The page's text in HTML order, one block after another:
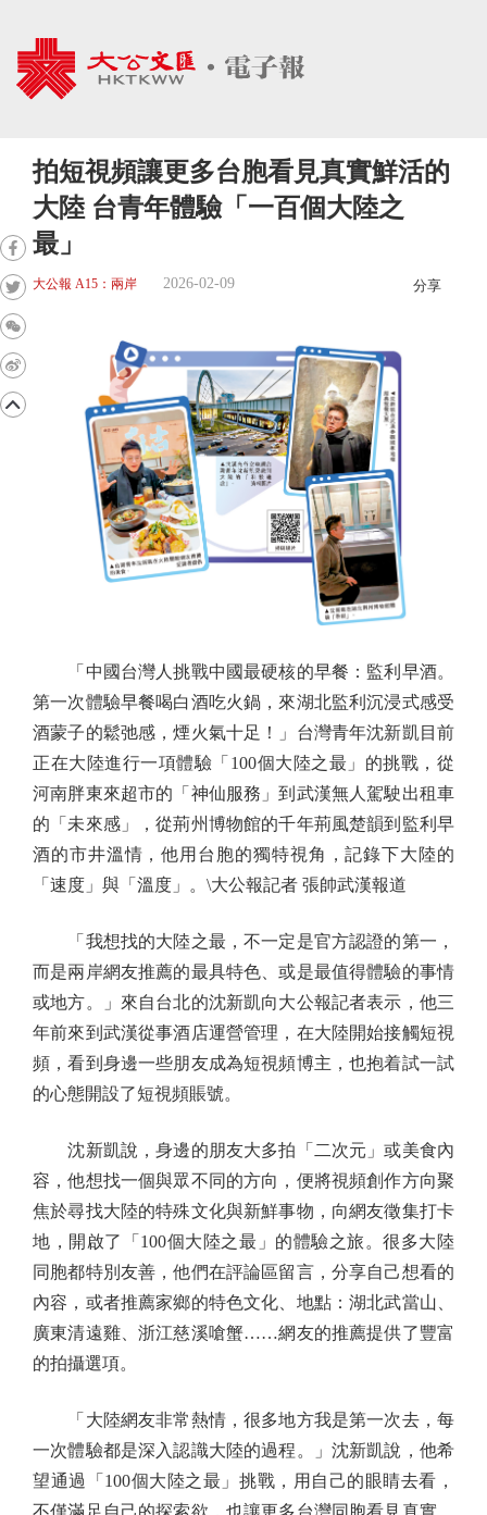
拍短視頻讓更多台胞看見真實鮮活的
大陸 台青年體驗「一百個大陸之
最」
大公報 A15：兩岸 2026-02-09 分享
「中國台灣人挑戰中國最硬核的早餐：監利早酒。
第一次體驗早餐喝白酒吃火鍋，來湖北監利沉浸式感受
酒蒙子的鬆弛感，煙火氣十足！」台灣青年沈新凱目前
正在大陸進行一項體驗「100個大陸之最」的挑戰，從
河南胖東來超市的「神仙服務」到武漢無人駕駛出租車
的「未來感」，從荊州博物館的千年荊風楚韻到監利早
酒的市井溫情，他用台胞的獨特視角，記錄下大陸的
「速度」與「溫度」。\大公報記者 張帥武漢報道
「我想找的大陸之最，不一定是官方認證的第一，
而是兩岸網友推薦的最具特色、或是最值得體驗的事情
或地方。」來自台北的沈新凱向大公報記者表示，他三
年前來到武漢從事酒店運營管理，在大陸開始接觸短視
頻，看到身邊一些朋友成為短視頻博主，也抱着試一試
的心態開設了短視頻賬號。
沈新凱說，身邊的朋友大多拍「二次元」或美食內
容，他想找一個與眾不同的方向，便將視頻創作方向聚
焦於尋找大陸的特殊文化與新鮮事物，向網友徵集打卡
地，開啟了「100個大陸之最」的體驗之旅。很多大陸
同胞都特別友善，他們在評論區留言，分享自己想看的
內容，或者推薦家鄉的特色文化、地點：湖北武當山、
廣東清遠雞、浙江慈溪嗆蟹……網友的推薦提供了豐富
的拍攝選項。
「大陸網友非常熱情，很多地方我是第一次去，每
一次體驗都是深入認識大陸的過程。」沈新凱說，他希
望通過「100個大陸之最」挑戰，用自己的眼睛去看，